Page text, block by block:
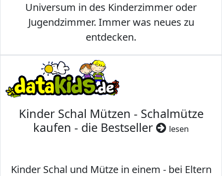
Universum in des Kinderzimmer oder
Jugendzimmer. Immer was neues zu
entdecken.
Kinder Schal Mützen - Schalmütze
kaufen - die Bestseller
lesen
Kinder Schal und Mütze in einem - bei Eltern